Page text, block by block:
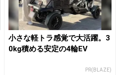
小さな軽トラ感覚で大活躍。3
0kg積める安定の4輪EV
PR(BLAZE)